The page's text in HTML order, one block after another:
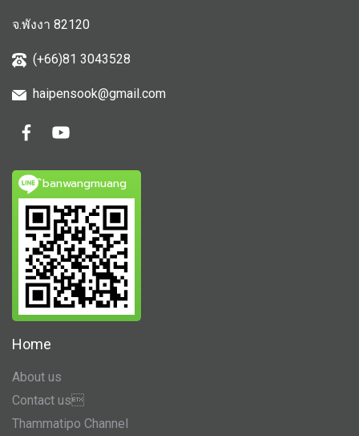
จ.พังงา 82120
(+66)81 3043528
haipensook@gmail.com
ิbanwangmuang
Home
About us
Contact us
Thammatipo Channel